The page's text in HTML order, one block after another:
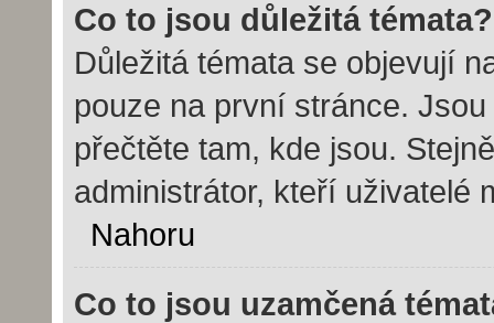
Co to jsou důležitá témata?
Důležitá témata se objevují
pouze na první stránce.
přečtěte tam, kde jsou.
administrátor, kteří uživatelé
Nahoru
Co to jsou uzamčená